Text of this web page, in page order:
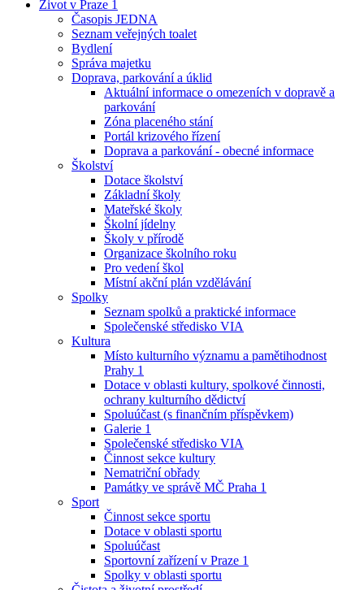
Život v Praze 1
Časopis JEDNA
Seznam veřejných toalet
Bydlení
Správa majetku
Doprava, parkování a úklid
Aktuální informace o omezeních v dopravě a
parkování
Zóna placeného stání
Portál krizového řízení
Doprava a parkování - obecné informace
Školství
Dotace školství
Základní školy
Mateřské školy
Školní jídelny
Školy v přírodě
Organizace školního roku
Pro vedení škol
Místní akční plán vzdělávání
Spolky
Seznam spolků a praktické informace
Společenské středisko VIA
Kultura
Místo kulturního významu a pamětihodnost
Prahy 1
Dotace v oblasti kultury, spolkové činnosti,
ochrany kulturního dědictví
Spoluúčast (s finančním příspěvkem)
Galerie 1
Společenské středisko VIA
Činnost sekce kultury
Nematriční obřady
Památky ve správě MČ Praha 1
Sport
Činnost sekce sportu
Dotace v oblasti sportu
Spoluúčast
Sportovní zařízení v Praze 1
Spolky v oblasti sportu